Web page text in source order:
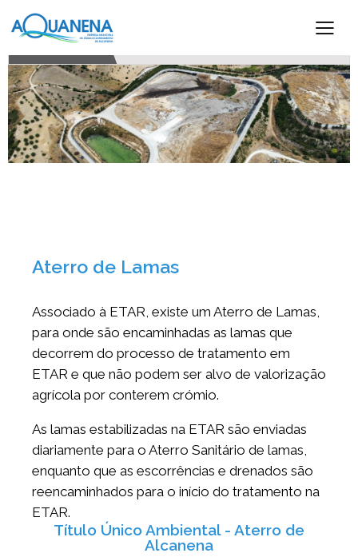
Aterro de Lamas
Associado à ETAR, existe um Aterro de Lamas,
para onde são encaminhadas as lamas que
decorrem do processo de tratamento em
ETAR e que não podem ser alvo de valorização
agrícola por conterem crómio.
As lamas estabilizadas na ETAR são enviadas
diariamente para o Aterro Sanitário de lamas,
enquanto que as escorrências e drenados são
reencaminhados para o início do tratamento na
ETAR.
Título Único Ambiental - Aterro de
Alcanena